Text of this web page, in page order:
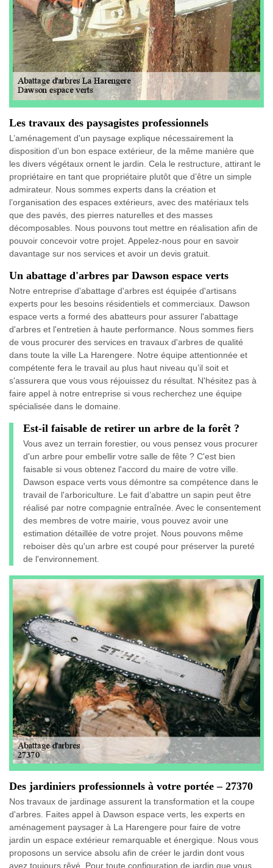
Les travaux des paysagistes professionnels
L’aménagement d'un paysage explique nécessairement la
disposition d’un bon espace extérieur, de la même manière que
les divers végétaux ornent le jardin. Cela le restructure, attirant le
propriétaire en tant que propriétaire plutôt que d’être un simple
admirateur. Nous sommes experts dans la création et
l’organisation des espaces extérieurs, avec des matériaux tels
que des pavés, des pierres naturelles et des masses
décomposables. Nous pouvons tout mettre en réalisation afin de
pouvoir concevoir votre projet. Appelez-nous pour en savoir
davantage sur nos services et avoir un devis gratuit.
Un abattage d'arbres par Dawson espace verts
Notre entreprise d'abattage d'arbres est équipée d'artisans
experts pour les besoins résidentiels et commerciaux. Dawson
espace verts a formé des abatteurs pour assurer l'abattage
d'arbres et l'entretien à haute performance. Nous sommes fiers
de vous procurer des services en travaux d'arbres de qualité
dans toute la ville La Harengere. Notre équipe attentionnée et
compétente fera le travail au plus haut niveau qu’il soit et
s'assurera que vous vous réjouissez du résultat. N'hésitez pas à
faire appel à notre entreprise si vous recherchez une équipe
spécialisée dans le domaine.
Est-il faisable de retirer un arbre de la forêt ?
Vous avez un terrain forestier, ou vous pensez vous procurer
d'un arbre pour embellir votre salle de fête ? C'est bien
faisable si vous obtenez l'accord du maire de votre ville.
Dawson espace verts vous démontre sa compétence dans le
travail de l'arboriculture. Le fait d’abattre un sapin peut être
réalisé par notre compagnie entraînée. Avec le consentement
des membres de votre mairie, vous pouvez avoir une
estimation détaillée de votre projet. Nous pouvons même
reboiser dès qu'un arbre est coupé pour préserver la pureté
de l'environnement.
Des jardiniers professionnels à votre portée – 27370
Nos travaux de jardinage assurent la transformation et la coupe
d'arbres. Faites appel à Dawson espace verts, les experts en
aménagement paysager à La Harengere pour faire de votre
jardin un espace extérieur remarquable et énergique. Nous vous
proposons un service absolu afin de créer le jardin dont vous
avez toujours rêvé. Pour toute configuration de jardin que vous